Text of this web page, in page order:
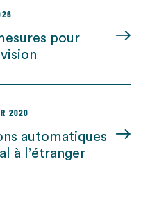
pour
2020
automatiques
à l’étranger